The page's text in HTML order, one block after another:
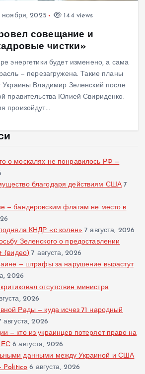
ноября, 2025 144 views
совещание и
чистки»
энергетики будет изменено, а сама
— перезагружена. Такие планы
Украины Владимир Зеленский после
правительства Юлией Свириденко.
произойдут…
о москалях не понравилось РФ —
благодаря действиям США 7
— бандеровским флагам не место в
КНДР «с колен» 7 августа, 2026
Зеленского о предоставлении
(видео) 7 августа, 2026
— штрафы за нарушение вырастут
2026
отсутствие министра
2026
Рады — куда исчез 71 народный
августа, 2026
— кто из украинцев потеряет право на
ЕС 6 августа, 2026
данными между Украиной и США
Politico 6 августа, 2026